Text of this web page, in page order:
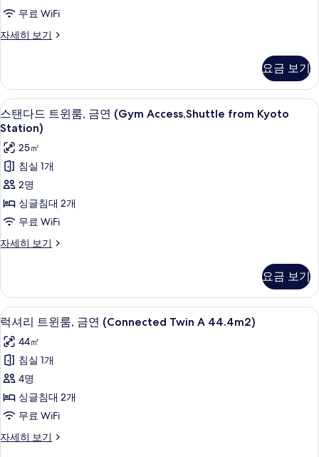
모
두
보
St)
자
세
기
룸,
금
Access/Shuttle
from
Kyoto
Station)
사
진
모
두
보
기
무료 WiFi
자세히 보기
스
싱
글
룸,
금
(Gym
Access/Shuttle
from
Kyoto
Station)
세
히
보
요금 보기
스
탠
다
드
트
윈
룸,
금
Access,Shuttle
from
Kyoto
Station)
사
진
모
두
보
기
스탠다드 트윈룸, 금연 (Gym
8
스탠다드 트윈룸, 금연 (Gym Access,Shuttle from Kyoto
Station)
25㎡
침실 1개
2명
싱글침대 2개
무료 WiFi
자세히 보기
스
트
윈
룸,
금
연
(Gym
from
Kyoto
Station)
자
세
요금 보기
럭
셔
리
트
윈
룸,
금
연
럭셔리 트윈룸, 금연 (Connected
12
럭셔리 트윈룸, 금연 (Connected Twin A 44.4m2)
44㎡
침실 1개
4명
싱글침대 2개
무료 WiFi
자세히 보기
럭